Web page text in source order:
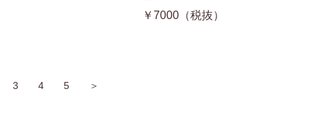
￥7000（税抜）
3 4 5 ＞